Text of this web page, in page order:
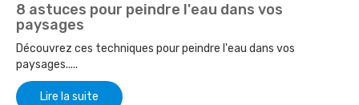
8 astuces pour peindre l'eau dans vos
paysages
Découvrez ces techniques pour peindre l'eau dans vos
paysages.....
Lire la suite